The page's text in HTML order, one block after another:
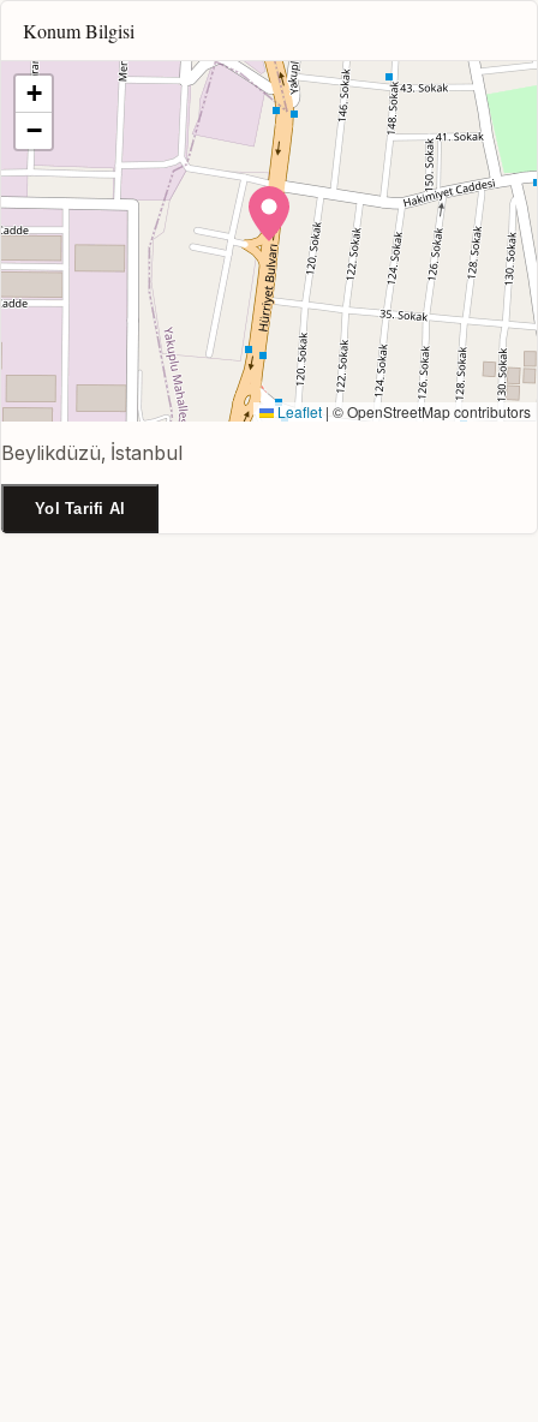
Konum Bilgisi
+
−
Leaflet | © OpenStreetMap contributors
Beylikdüzü, İstanbul
Yol Tarifi Al